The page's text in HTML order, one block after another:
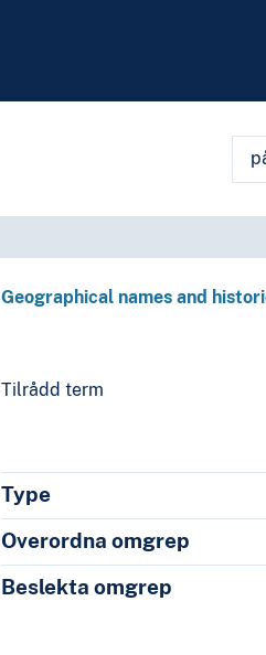
Geographical names and
Tilrådd term
Type
Overordna omgrep
Beslekta omgrep